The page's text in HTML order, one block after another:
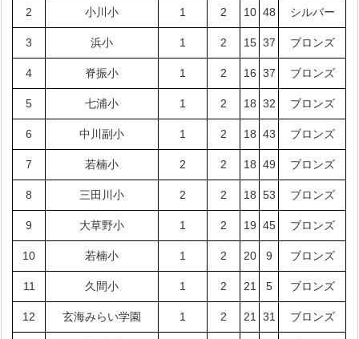
2 小川小 1 2 10 48 シルバー
3 浜小 1 2 15 37 ブロンズ
4 脊振小 1 2 16 37 ブロンズ
5 七浦小 1 2 18 32 ブロンズ
6 中川副小 1 2 18 43 ブロンズ
7 若楠小 2 2 18 49 ブロンズ
8 三田川小 2 2 18 53 ブロンズ
9 大草野小 1 2 19 45 ブロンズ
10 若楠小 1 2 20 9 ブロンズ
11 久間小 1 2 21 5 ブロンズ
12 玄海みらい学園 1 2 21 31 ブロンズ